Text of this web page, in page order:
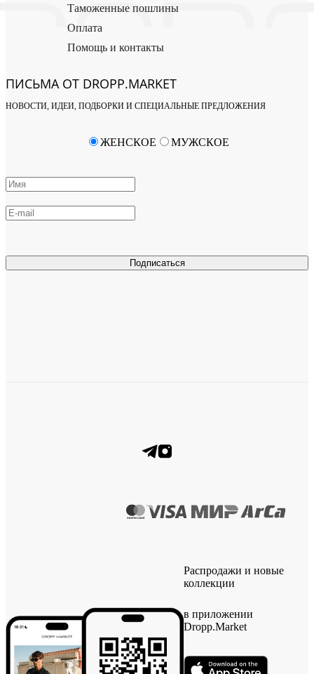
Таможенные пошлины
Оплата
Помощь и контакты
ПИСЬМА ОТ DROPP.MARKET
НОВОСТИ, ИДЕИ, ПОДБОРКИ И СПЕЦИАЛЬНЫЕ ПРЕДЛОЖЕНИЯ
Подписаться
ЖЕНСКОЕ МУЖСКОЕ
Распродажи и новые
коллекции
в приложении
Dropp.Market